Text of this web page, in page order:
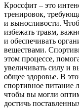
Кроссфит – это
тренировок,
и выносливости.
избежать травм,
и обеспечивать
веществами.
этом процессе,
увеличивать силу и
общее здоровье. В
спортивное питание
чтобы вы могли
достичь